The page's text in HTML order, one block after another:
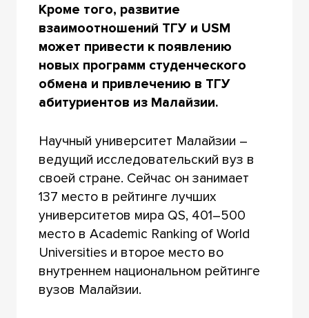
Кроме того, развитие
взаимоотношений ТГУ и USM
может привести к появлению
новых программ студенческого
обмена и привлечению в ТГУ
абитуриентов из Малайзии.
Научный университет Малайзии –
ведущий исследовательский вуз в
своей стране. Сейчас он занимает
137 место в рейтинге лучших
университетов мира QS, 401–500
место в Academic Ranking of World
Universities и второе место во
внутреннем национальном рейтинге
вузов Малайзии.